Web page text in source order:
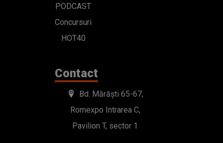
PODCAST
Concursuri
HOT40
Contact
Bd. Mărăști 65-67,
Romexpo Intrarea C,
Pavilion T, sector 1